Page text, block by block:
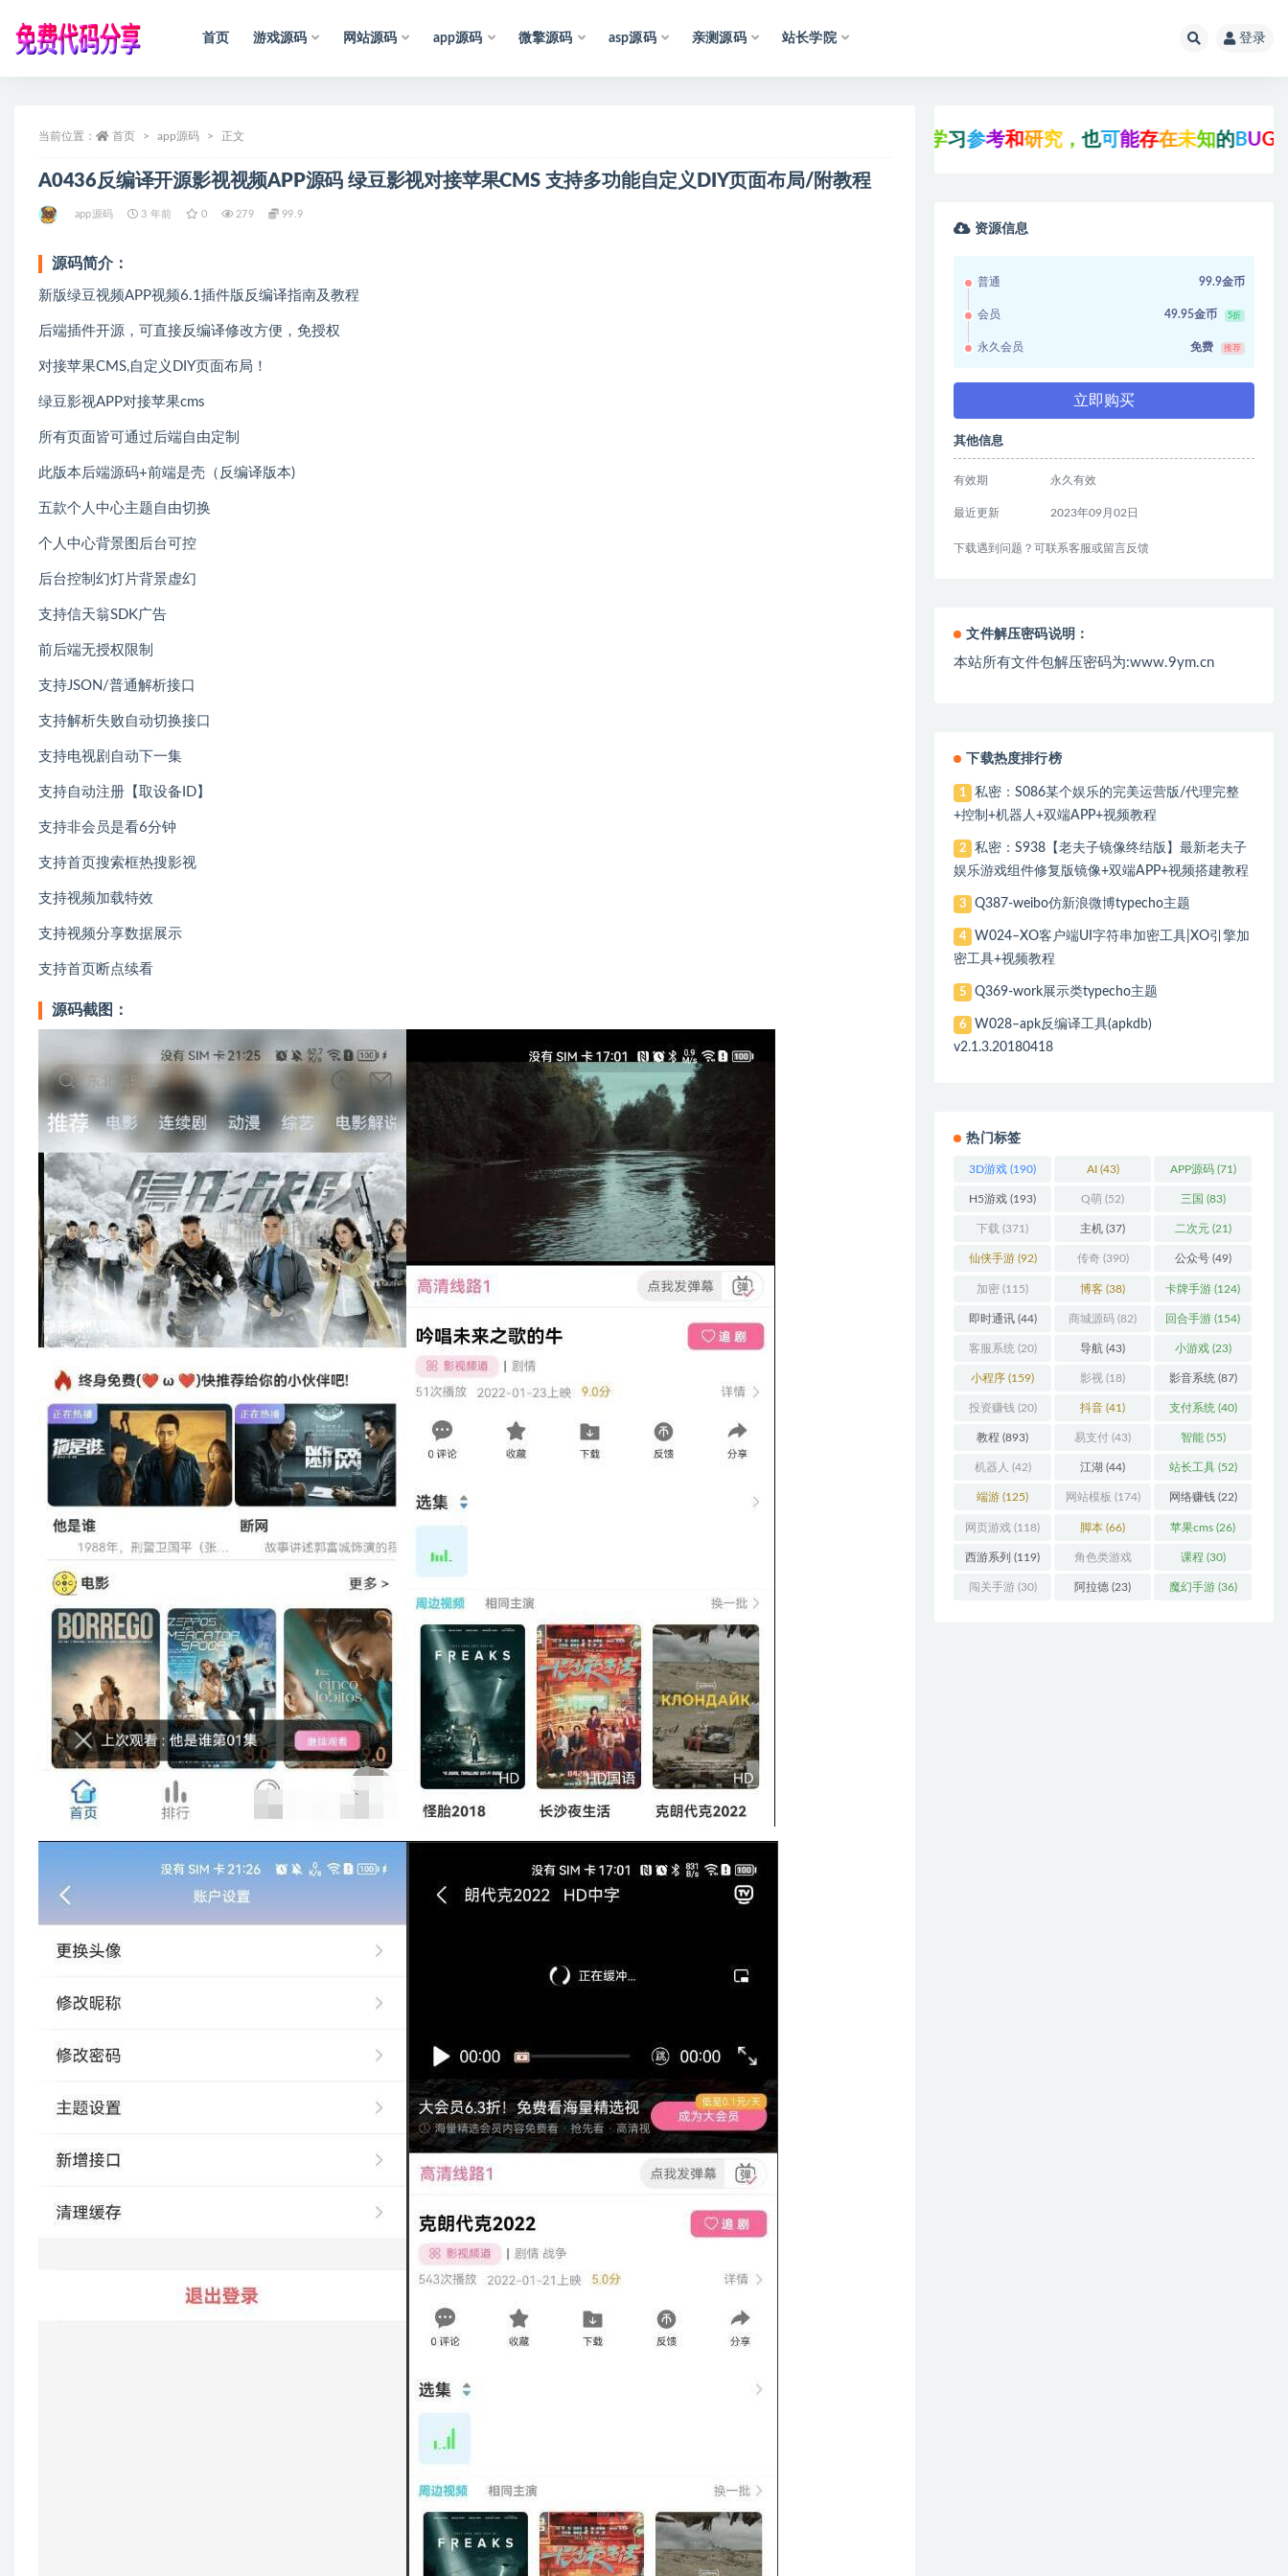
首页 游戏源码 网站源码 app源码 微擎源码 asp源码 亲测源码 站长学院 登录
当前位置： 首页 app源码 正文
A0436反编译开源影视视频APP源码 绿豆影视对接苹果CMS 支持多功能自定义DIY页面布局/附教程
app源码 3 年前 0 279 99.9
源码简介：
新版绿豆视频APP视频6.1插件版反编译指南及教程
后端插件开源，可直接反编译修改方便，免授权
对接苹果CMS,自定义DIY页面布局！
绿豆影视APP对接苹果cms
所有页面皆可通过后端自由定制
此版本后端源码+前端是壳（反编译版本)
五款个人中心主题自由切换
个人中心背景图后台可控
后台控制幻灯片背景虚幻
支持信天翁SDK广告
前后端无授权限制
支持JSON/普通解析接口
支持解析失败自动切换接口
支持电视剧自动下一集
支持自动注册【取设备ID】
支持非会员是看6分钟
支持首页搜索框热搜影视
支持视频加载特效
支持视频分享数据展示
支持首页断点续看
源码截图：
和研究，也可能 存在未知的BUG与瑕疵，
资源信息
普通 99.9金币
会员 49.95金币 5折
永久会员 免费 推荐
立即购买
其他信息
有效期 永久有效
最近更新 2023年09月02日
下载遇到问题？可联系客服或留言反馈
文件解压密码说明：
本站所有文件包解压密码为:www.9ym.cn
下载热度排行榜
1
私密：S086某个娱乐的完美运营版/代理完整
+控制+机器人+双端APP+视频教程
2
私密：S938【老夫子镜像终结版】最新老夫子
娱乐游戏组件修复版镜像+双端APP+视频搭建教程
3 Q387-weibo仿新浪微博typecho主题
4
W024–XO客户端UI字符串加密工具|XO引擎加
密工具+视频教程
5 Q369-work展示类typecho主题
6
W028–apk反编译工具(apkdb)
v2.1.3.20180418
热门标签
3D游戏 (190) AI(43) APP源码(71)
H5游戏 (193) Q萌 (52) 三国 (83)
下载 (371) 主机 (37) 二次元(21)
仙侠手游(92) 传奇(390) 公众号(49)
加密 (115) 博客 (38) 卡牌手游 (124)
即时通讯(44) 商城源码 (82) 回合手游 (154)
客服系统 (20) 导航 (43) 小游戏(23)
小程序 (159) 影视 (18) 影音系统 (87)
投资赚钱 (20) 抖音 (41) 支付系统 (40)
教程 (893) 易支付 (43) 智能(55)
机器人 (42) 江湖 (44) 站长工具(52)
端游 (125) 网站模板 (174) 网络赚钱(22)
网页游戏 (118) 脚本 (66) 苹果cms (26)
西游系列 (119) 角色类游戏
(306)
课程 (30)
闯关手游(30) 阿拉德 (23) 魔幻手游(36)